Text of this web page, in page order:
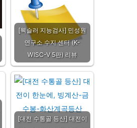
[웩슬러 지능검사] 민성원
연구소 수지 센터 (K-
WISC-V 5판) 리뷰
[대전 수통골 등산] 대전이